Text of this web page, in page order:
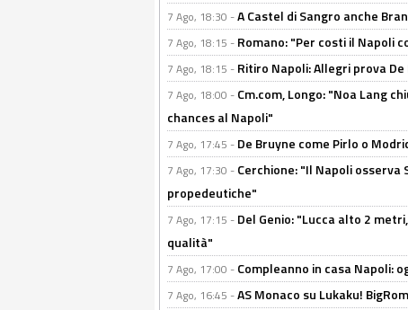
7 Ago, 18:30 -A Castel di Sangro anche
7 Ago, 18:15 - Romano: "Per costi il Napoli
7 Ago, 18:15 - Ritiro Napoli: Allegri prova
7 Ago, 18:00 - Cm.com, Longo: "Noa Lang
chances al Napoli"
7 Ago, 17:45 - De Bruyne come Pirlo o
7 Ago, 17:30 - Cerchione: "Il Napoli osserva
propedeutiche"
7 Ago, 17:15 - Del Genio: "Lucca alto 2
qualità"
7 Ago, 17:00 - Compleanno in casa Napoli:
7 Ago, 16:45 -AS Monaco su Lukaku!